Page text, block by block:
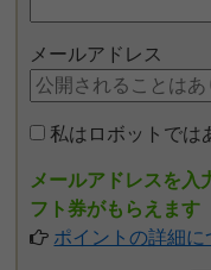
メールアドレス
私はロボットでは
メールアドレスを
フト券がもらえます
ポイントの詳細に